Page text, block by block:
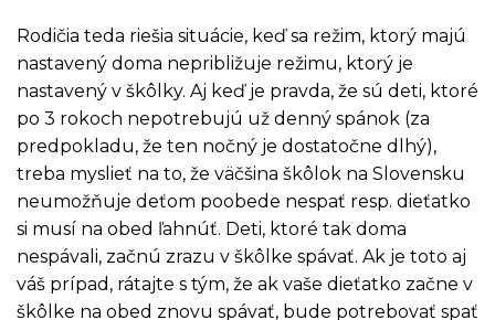
Rodičia teda riešia situácie, keď sa režim, ktorý majú
nastavený doma nepribližuje režimu, ktorý je
nastavený v škôlky. Aj keď je pravda, že sú deti, ktoré
po 3 rokoch nepotrebujú už denný spánok (za
predpokladu, že ten nočný je dostatočne dlhý),
treba myslieť na to, že väčšina škôlok na Slovensku
neumožňuje deťom poobede nespať resp. dieťatko
si musí na obed ľahnúť. Deti, ktoré tak doma
nespávali, začnú zrazu v škôlke spávať. Ak je toto aj
váš prípad, rátajte s tým, že ak vaše dieťatko začne v
škôlke na obed znovu spávať, bude potrebovať spať